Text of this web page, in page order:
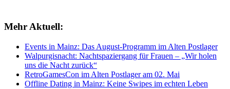
Mehr Aktuell:
Events in Mainz: Das August-Programm im Alten Postlager
Walpurgisnacht: Nachtspaziergang für Frauen – „Wir holen
uns die Nacht zurück“
RetroGamesCon im Alten Postlager am 02. Mai
Offline Dating in Mainz: Keine Swipes im echten Leben